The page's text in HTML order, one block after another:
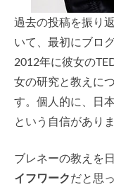
過去の投稿を振り
いて、最初にブロ
2012年に彼女の
女の研究と教えに
す。個人的に、日
という自信がありま
ブレネーの教えを
イフワークだと思